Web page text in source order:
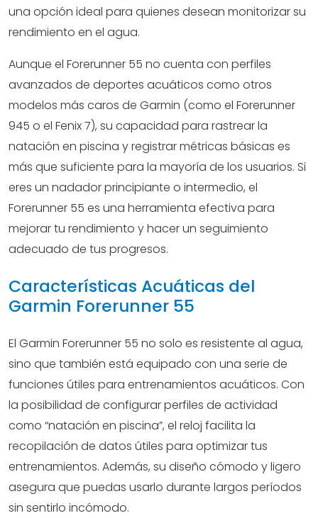
una opción ideal para quienes desean monitorizar su
rendimiento en el agua.
Aunque el Forerunner 55 no cuenta con perfiles
avanzados de deportes acuáticos como otros
modelos más caros de Garmin (como el Forerunner
945 o el Fenix 7), su capacidad para rastrear la
natación en piscina y registrar métricas básicas es
más que suficiente para la mayoría de los usuarios. Si
eres un nadador principiante o intermedio, el
Forerunner 55 es una herramienta efectiva para
mejorar tu rendimiento y hacer un seguimiento
adecuado de tus progresos.
Características Acuáticas del
Garmin Forerunner 55
El Garmin Forerunner 55 no solo es resistente al agua,
sino que también está equipado con una serie de
funciones útiles para entrenamientos acuáticos. Con
la posibilidad de configurar perfiles de actividad
como “natación en piscina”, el reloj facilita la
recopilación de datos útiles para optimizar tus
entrenamientos. Además, su diseño cómodo y ligero
asegura que puedas usarlo durante largos períodos
sin sentirlo incómodo.